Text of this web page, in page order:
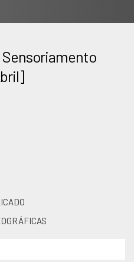
Sensoriamento